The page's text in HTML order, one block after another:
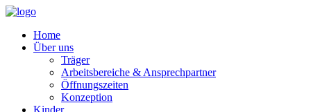
Home
Über uns
Träger
Arbeitsbereiche & Ansprechpartner
Öffnungszeiten
Konzeption
Kinder